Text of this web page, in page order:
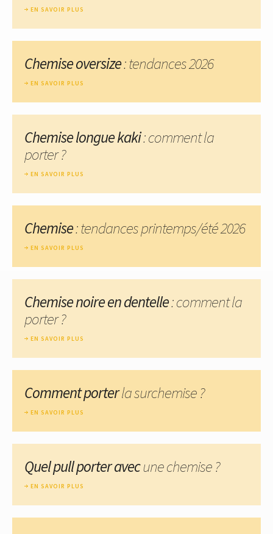
EN SAVOIR PLUS
Chemise oversize: tendances 2026
EN SAVOIR PLUS
Chemise longue kaki: comment la
porter ?
EN SAVOIR PLUS
Chemise: tendances printemps/été 2026
EN SAVOIR PLUS
Chemise noire en dentelle: comment la
porter ?
EN SAVOIR PLUS
Comment porterla surchemise ?
EN SAVOIR PLUS
Quel pull porter avecune chemise ?
EN SAVOIR PLUS